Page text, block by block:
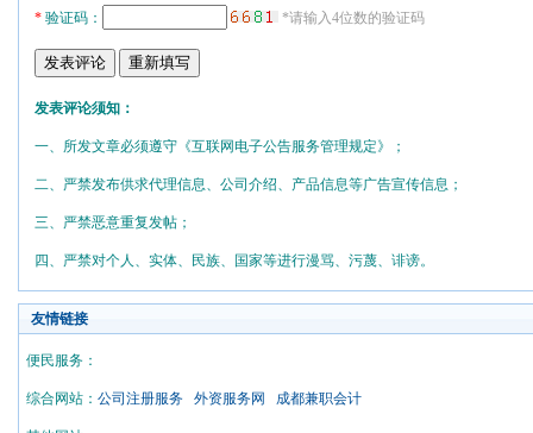
*验证码： *请输入4位数的验证码
发表评论须知：
一、所发文章必须遵守《互联网电子公告服务管理规定》；
二、严禁发布供求代理信息、公司介绍、产品信息等广告宣传信息；
三、严禁恶意重复发帖；
四、严禁对个人、实体、民族、国家等进行漫骂、污蔑、诽谤。
友情链接
便民服务：
综合网站： 公司注册服务 外资服务网 成都兼职会计